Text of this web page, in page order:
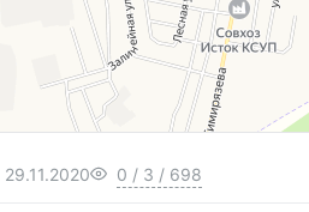
29.11.2020 0 / 3 / 698